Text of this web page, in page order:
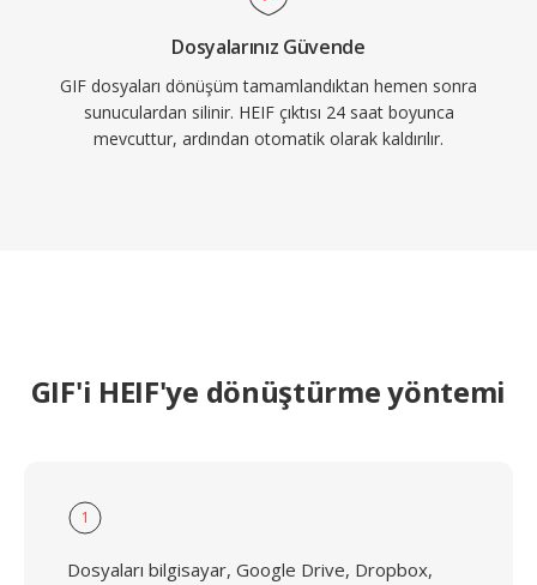
Dosyalarınız Güvende
GIF dosyaları dönüşüm tamamlandıktan hemen sonra
sunuculardan silinir. HEIF çıktısı 24 saat boyunca
mevcuttur, ardından otomatik olarak kaldırılır.
GIF'i HEIF'ye dönüştürme yöntemi
1
Dosyaları bilgisayar, Google Drive, Dropbox,